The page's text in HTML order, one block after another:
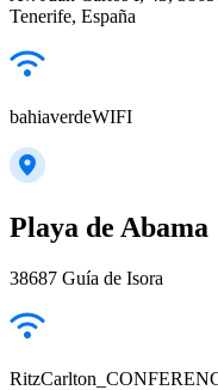
Tenerife, España
bahiaverdeWIFI
Playa de Abama
38687 Guía de Isora